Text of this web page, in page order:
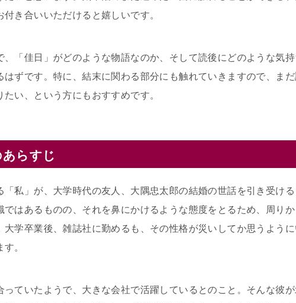
き合いいただけると嬉しいです。
、「佳日」がどのような物語なのか、そして読後にどのような気持
はずです。特に、結末に関わる部分にも触れていきますので、ま
い、という方にもおすすめです。
らすじ
「私」が、大学時代の友人、大隅忠太郎の結婚の世話を引き受ける
ではあるものの、それを鼻にかけるような態度をとるため、周り
大学卒業後、雑誌社に勤めるも、その性格が災いしてか思うよう
。
っていたようで、大きな会社で活躍しているとのこと。そんな彼